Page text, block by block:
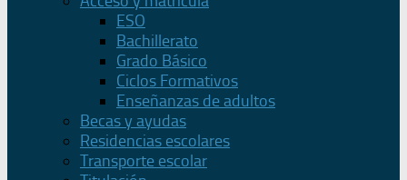
ESO
Bachillerato
Grado Básico
Ciclos Formativos
Enseñanzas de adultos
Becas y ayudas
Residencias escolares
Transporte escolar